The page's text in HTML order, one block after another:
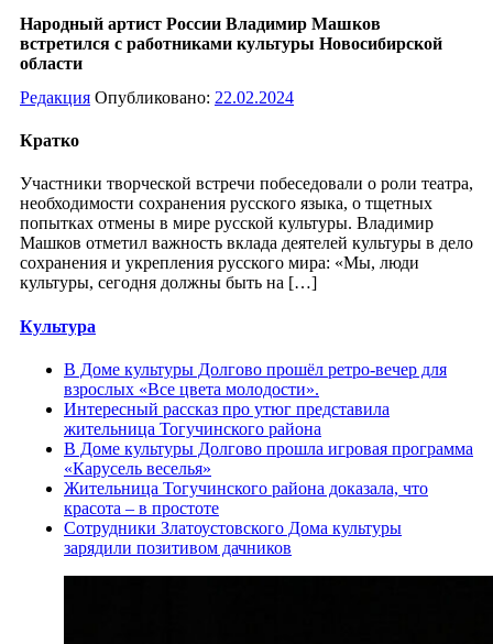
Народный артист России Владимир Машков
встретился с работниками культуры Новосибирской
области
Редакция Опубликовано: 22.02.2024
Кратко
Участники творческой встречи побеседовали о роли театра,
необходимости сохранения русского языка, о тщетных
попытках отмены в мире русской культуры. Владимир
Машков отметил важность вклада деятелей культуры в дело
сохранения и укрепления русского мира: «Мы, люди
культуры, сегодня должны быть на […]
Культура
В Доме культуры Долгово прошёл ретро-вечер для
взрослых «Все цвета молодости».
Интересный рассказ про утюг представила
жительница Тогучинского района
В Доме культуры Долгово прошла игровая программа
«Карусель веселья»
Жительница Тогучинского района доказала, что
красота – в простоте
Сотрудники Златоустовского Дома культуры
зарядили позитивом дачников